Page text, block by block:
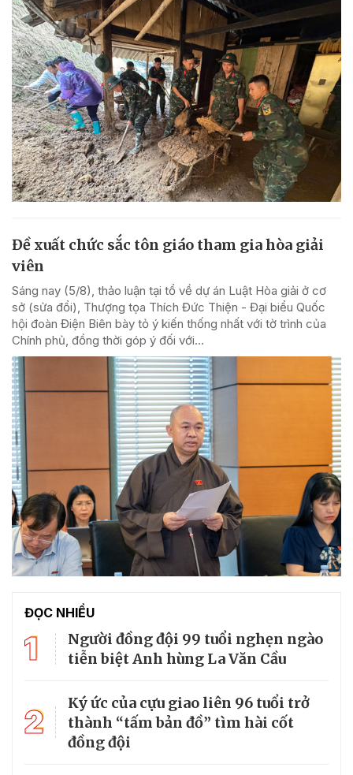
Đề xuất chức sắc tôn giáo tham gia hòa giải
viên
Sáng nay (5/8), thảo luận tại tổ về dự án Luật Hòa giải ở cơ
sở (sửa đổi), Thượng tọa Thích Đức Thiện - Đại biểu Quốc
hội đoàn Điện Biên bày tỏ ý kiến thống nhất với tờ trình của
Chính phủ, đồng thời góp ý đối với...
ĐỌC NHIỀU
1
Người đồng đội 99 tuổi nghẹn ngào
tiễn biệt Anh hùng La Văn Cầu
2
Ký ức của cựu giao liên 96 tuổi trở
thành “tấm bản đồ” tìm hài cốt
đồng đội